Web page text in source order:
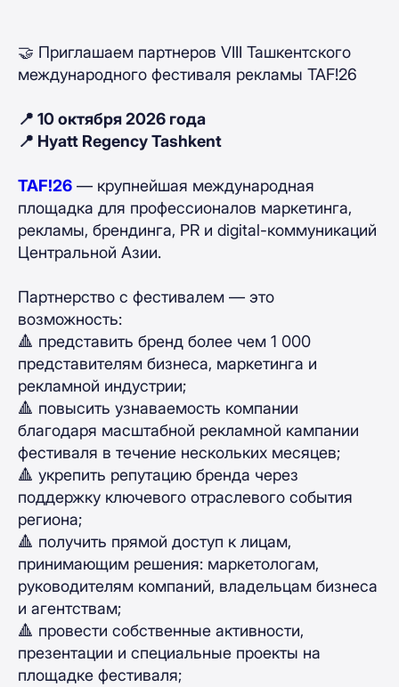
🤝 Приглашаем партнеров VIII Ташкентского
международного фестиваля рекламы TAF!26
📍 10 октября 2026 года
📍 Hyatt Regency Tashkent
TAF!26 — крупнейшая международная
площадка для профессионалов маркетинга,
рекламы, брендинга, PR и digital-коммуникаций
Центральной Азии.
Партнерство с фестивалем — это
возможность:
🔺 представить бренд более чем 1 000
представителям бизнеса, маркетинга и
рекламной индустрии;
🔺 повысить узнаваемость компании
благодаря масштабной рекламной кампании
фестиваля в течение нескольких месяцев;
🔺 укрепить репутацию бренда через
поддержку ключевого отраслевого события
региона;
🔺 получить прямой доступ к лицам,
принимающим решения: маркетологам,
руководителям компаний, владельцам бизнеса
и агентствам;
🔺 провести собственные активности,
презентации и специальные проекты на
площадке фестиваля;